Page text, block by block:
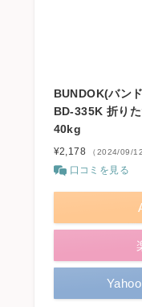
BUNDOK(バン
BD-335K 折り
40kg
¥2,178 （2024/09/
口コミを見る